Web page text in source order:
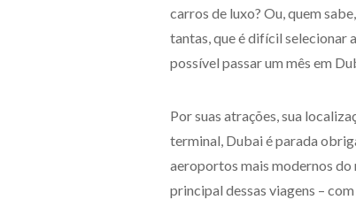
carros de luxo? Ou, quem
tantas, que é difícil selecionar
possível passar um mês em
Por suas atrações, sua
terminal, Dubai é parada
aeroportos mais modernos
principal dessas viagens –